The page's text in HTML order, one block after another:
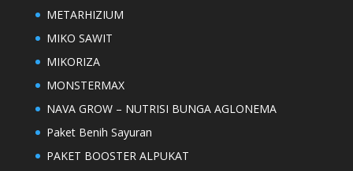
METARHIZIUM
MIKO SAWIT
MIKORIZA
MONSTERMAX
NAVA GROW – NUTRISI BUNGA AGLONEMA
Paket Benih Sayuran
PAKET BOOSTER ALPUKAT